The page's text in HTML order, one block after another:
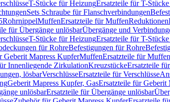
T-Stücke für HeizungErsatzteile für T-
Sets Schraube für Flanschverbindungen
RohrnippelMuffenErsatzteile für MuffenReduktionen
für Übergänge unlösbarÜbergänge und
T-Stücke für HeizungErsatzteile für T-
für RohreBefestigungen für Rohre
Geberit Mapress KupferMuffenErsatzteile für Muffen
Innenliegende ZirkulationKreuzstückeErsatzteile
lösbarVerschlüsseErsatzteile für Verschlüsse
Geberit Mapress Kupfer, GasErsatzteile für Geberit
unlösbarErsatzteile für Übergänge unlösbar